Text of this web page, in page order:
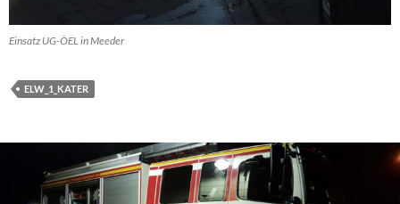
Einsatz UG-ÖEL in Meeder
ELW_1_KATER